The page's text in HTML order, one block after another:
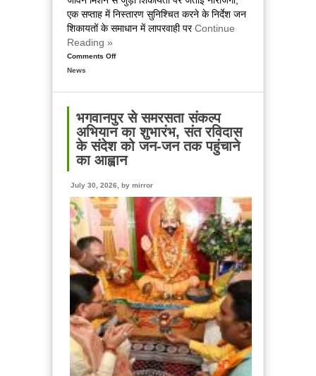
एक सप्ताह में निस्तारण सुनिश्चित करने के निर्देश जन
शिकायतों के समाधान में लापरवाही परContinue
Reading »
Comments Offon
हेल्पलाइन-1905
पर
जन
शिकायतों
समयबद्ध
एवं
गुणवत्तापूर्ण
निस्तारण
दिए
सख्त
निर्देश,
पेयजल
एवं
जल
जीवन
मिशन
से
News
भगवानपुर से समरसता संकल्प
अभियान का शुभारंभ, संत रविदास
के संदेश को जन-जन तक पहुंचाने
का आह्वान
July 30, 2026, by mirror